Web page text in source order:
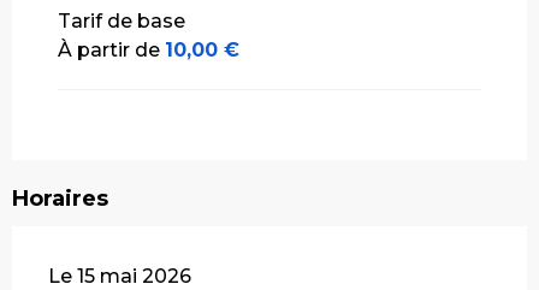
Tarif de base
À partir de 10,00 €
Horaires
Le 15 mai 2026